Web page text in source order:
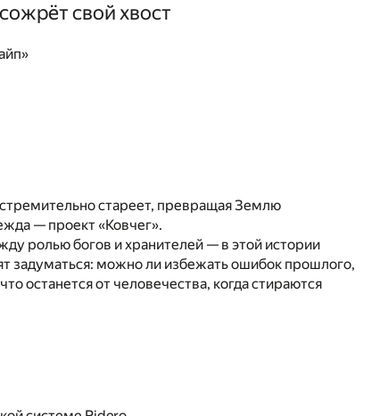
свой хвост
стареет, превращая Землю
— проект «Ковчег».
ролью богов и хранителей — в этой истории
задуматься: можно ли избежать ошибок прошлого,
останется от человечества, когда стираются